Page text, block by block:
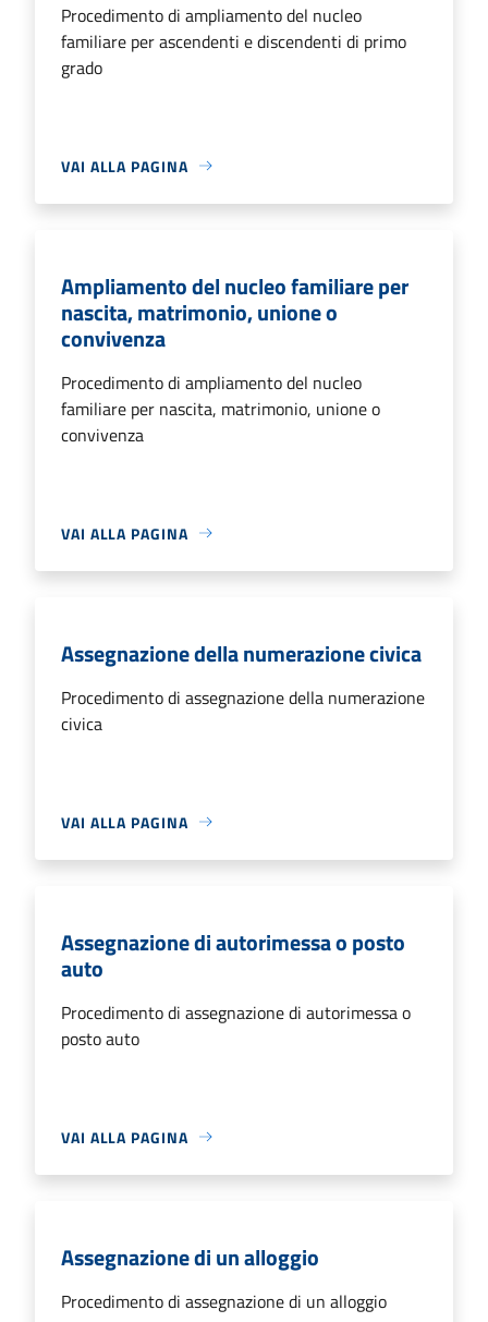
Procedimento di ampliamento del nucleo
familiare per ascendenti e discendenti di primo
grado
VAI ALLA PAGINA
Ampliamento del nucleo familiare per
nascita, matrimonio, unione o
convivenza
Procedimento di ampliamento del nucleo
familiare per nascita, matrimonio, unione o
convivenza
VAI ALLA PAGINA
Assegnazione della numerazione civica
Procedimento di assegnazione della numerazione
civica
VAI ALLA PAGINA
Assegnazione di autorimessa o posto
auto
Procedimento di assegnazione di autorimessa o
posto auto
VAI ALLA PAGINA
Assegnazione di un alloggio
Procedimento di assegnazione di un alloggio